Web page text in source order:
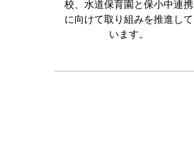
校、水道保育園と保小中連携
に向けて取り組みを推進して
います。